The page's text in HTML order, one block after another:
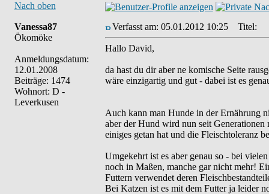
Nach oben
Vanessa87
Ökomöke
Anmeldungsdatum:
12.01.2008
Beiträge: 1474
Wohnort: D -
Leverkusen
Verfasst am: 05.01.2012 10:25 Titel:
Hallo David,
da hast du dir aber ne komische Seite
wäre einzigartig und gut - dabei ist es
Auch kann man Hunde in der Ernährung
aber der Hund wird nun seit
einiges getan hat und die Fleischtoleranz
Umgekehrt ist es aber genau so - bei
noch in Maßen, manche gar nicht mehr!
Futtern verwendet deren
Bei Katzen ist es mit dem Futter ja leider